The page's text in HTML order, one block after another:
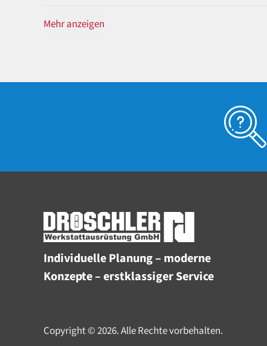
Mehr anzeigen
Individuelle Planung – moderne
Konzepte – erstklassiger Service
Copyright © 2026. Alle Rechte vorbehalten.